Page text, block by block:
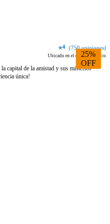
25%
OFF
⭐4 (750 opiniones)
Ubicado en el centro histórico
capital de la amistad y sus misterios
única!